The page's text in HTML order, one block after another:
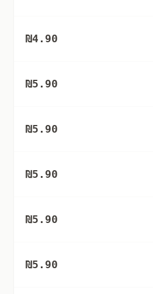
₪4.90
₪5.90
₪5.90
₪5.90
₪5.90
₪5.90